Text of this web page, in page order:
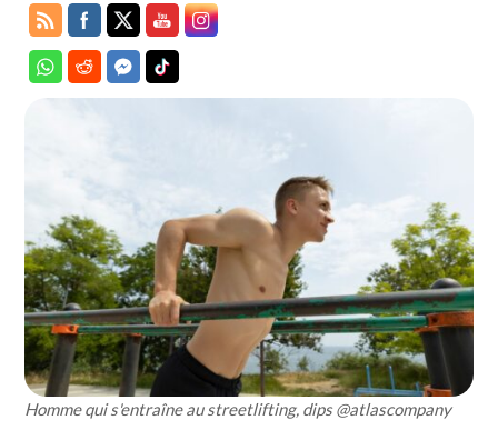
Homme qui s'entraîne au streetlifting, dips @atlascompany